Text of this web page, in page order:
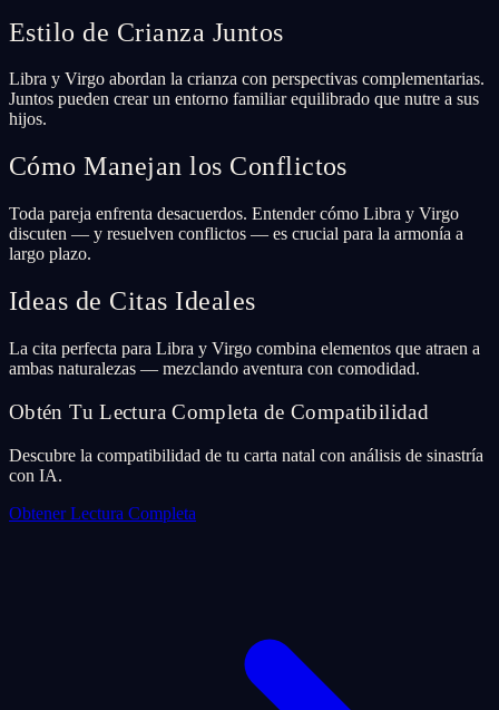
Estilo de Crianza Juntos
Libra y Virgo abordan la crianza con perspectivas complementarias.
Juntos pueden crear un entorno familiar equilibrado que nutre a sus
hijos.
Cómo Manejan los Conflictos
Toda pareja enfrenta desacuerdos. Entender cómo Libra y Virgo
discuten — y resuelven conflictos — es crucial para la armonía a
largo plazo.
Ideas de Citas Ideales
La cita perfecta para Libra y Virgo combina elementos que atraen a
ambas naturalezas — mezclando aventura con comodidad.
Obtén Tu Lectura Completa de Compatibilidad
Descubre la compatibilidad de tu carta natal con análisis de sinastría
con IA.
Obtener Lectura Completa